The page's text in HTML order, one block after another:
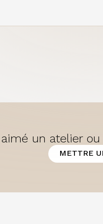
un atelier
METTRE